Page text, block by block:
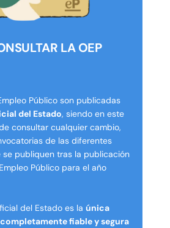
LA OEP
Público son publicadas
del Estado, siendo en este
consultar cualquier cambio,
de las diferentes
se publiquen tras la publicación
Público para el año
del Estado es la única
fiable y segura